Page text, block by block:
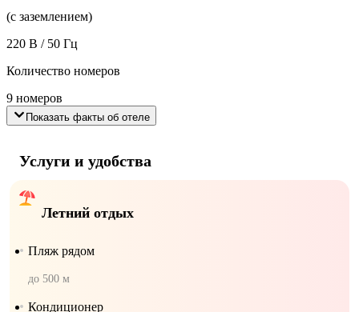
(с заземлением)
220 В / 50 Гц
Количество номеров
9 номеров
Показать факты об отеле
Услуги и удобства
Летний отдых
Пляж рядом
до 500 м
Кондиционер